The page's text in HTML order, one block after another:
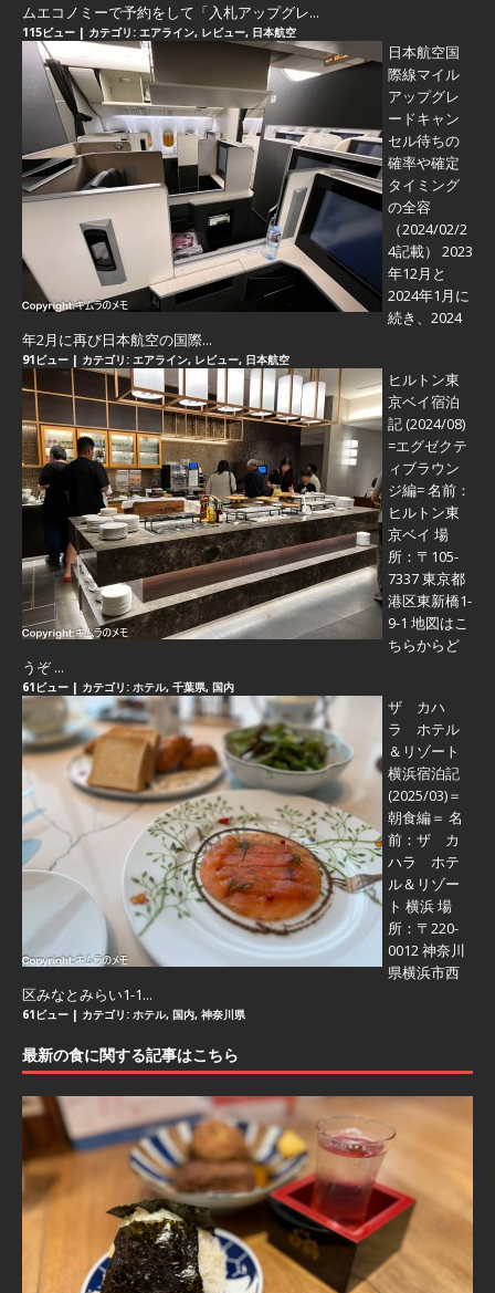
ムエコノミーで予約をして「入札アップグレ...
115ビュー | カテゴリ: エアライン, レビュー, 日本航空
日本航空国
際線マイル
アップグレ
ードキャン
セル待ちの
確率や確定
タイミング
の全容
（2024/02/2
4記載） 2023
年12月と
2024年1月に
続き、2024
年2月に再び日本航空の国際...
91ビュー | カテゴリ: エアライン, レビュー, 日本航空
ヒルトン東
京ベイ宿泊
記 (2024/08)
=エグゼクテ
ィブラウン
ジ編=名前：
ヒルトン東
京ベイ 場
所：〒105-
7337 東京都
港区東新橋1-
9-1 地図はこ
ちらからど
うぞ ...
61ビュー | カテゴリ: ホテル, 千葉県, 国内
ザ カハ
ラ ホテル
＆リゾート
横浜宿泊記
(2025/03)＝
朝食編＝ 名
前：ザ カ
ハラ ホテ
ル＆リゾー
ト 横浜 場
所：〒220-
0012 神奈川
県横浜市西
区みなとみらい1-1...
61ビュー | カテゴリ: ホテル, 国内, 神奈川県
最新の食に関する記事はこちら